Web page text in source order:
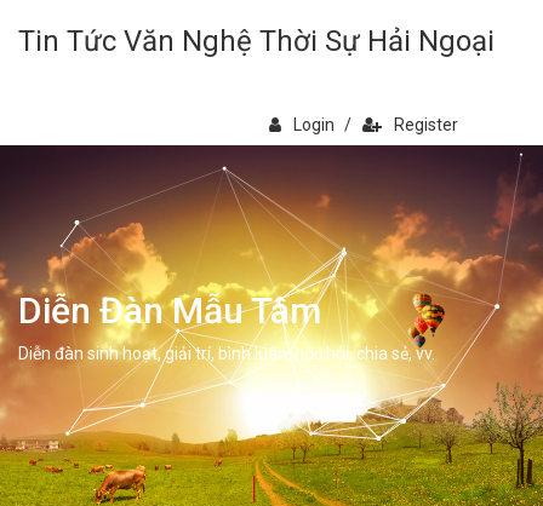
Tin Tức Văn Nghệ Thời Sự Hải Ngoại
Login / Register
Diễn Đàn Mẫu Tâm
Diễn đàn sinh hoạt, giải trí, bình luân, học hỏi, chia sẻ, vv.